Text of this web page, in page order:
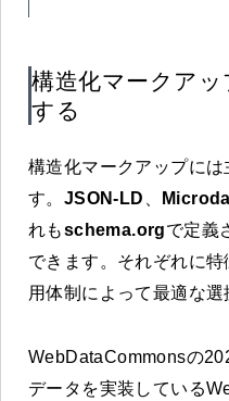
構造化マークア
する
構造化マークアップに
す。 JSON-LD
れもschema.orgで定義
できます。それぞれに
用体制によって最適な選
WebDataCommonsの
データを実装している